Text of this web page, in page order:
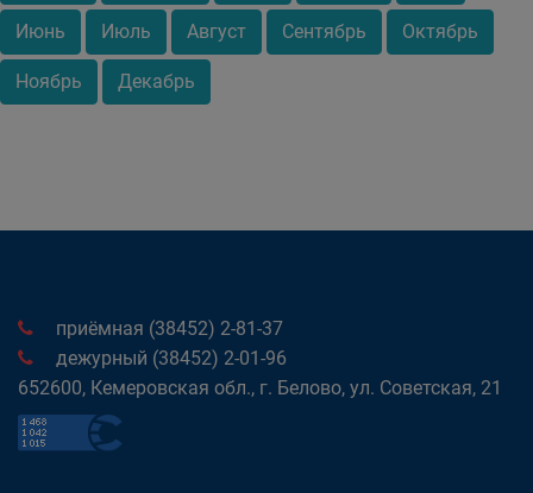
Июнь Июль Август Сентябрь Октябрь
Ноябрь Декабрь
приёмная (38452) 2-81-37
дежурный (38452) 2-01-96
652600, Кемеровская обл., г. Белово, ул. Советская, 21